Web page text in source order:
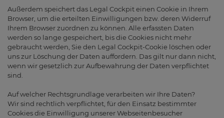
Außerdem speichert das Legal Cockpit einen Cookie in Ihrem
Browser, um die erteilten Einwilligungen bzw. deren Widerruf
Ihrem Browser zuordnen zu können. Alle erfassten Daten
werden so lange gespeichert, bis die Cookies nicht mehr
gebraucht werden, Sie den Legal Cockpit-Cookie löschen oder
uns zur Löschung der Daten auffordern. Das gilt nur dann nicht,
wenn wir gesetzlich zur Aufbewahrung der Daten verpflichtet
sind.
Auf welcher Rechtsgrundlage verarbeiten wir Ihre Daten?
Wir sind rechtlich verpflichtet, für den Einsatz bestimmter
Cookies die Einwilligung unserer Webseitenbesucher